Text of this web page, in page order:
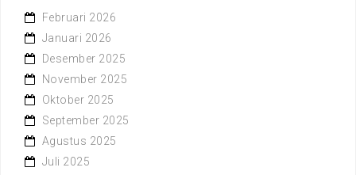
Februari 2026
Januari 2026
Desember 2025
November 2025
Oktober 2025
September 2025
Agustus 2025
Juli 2025